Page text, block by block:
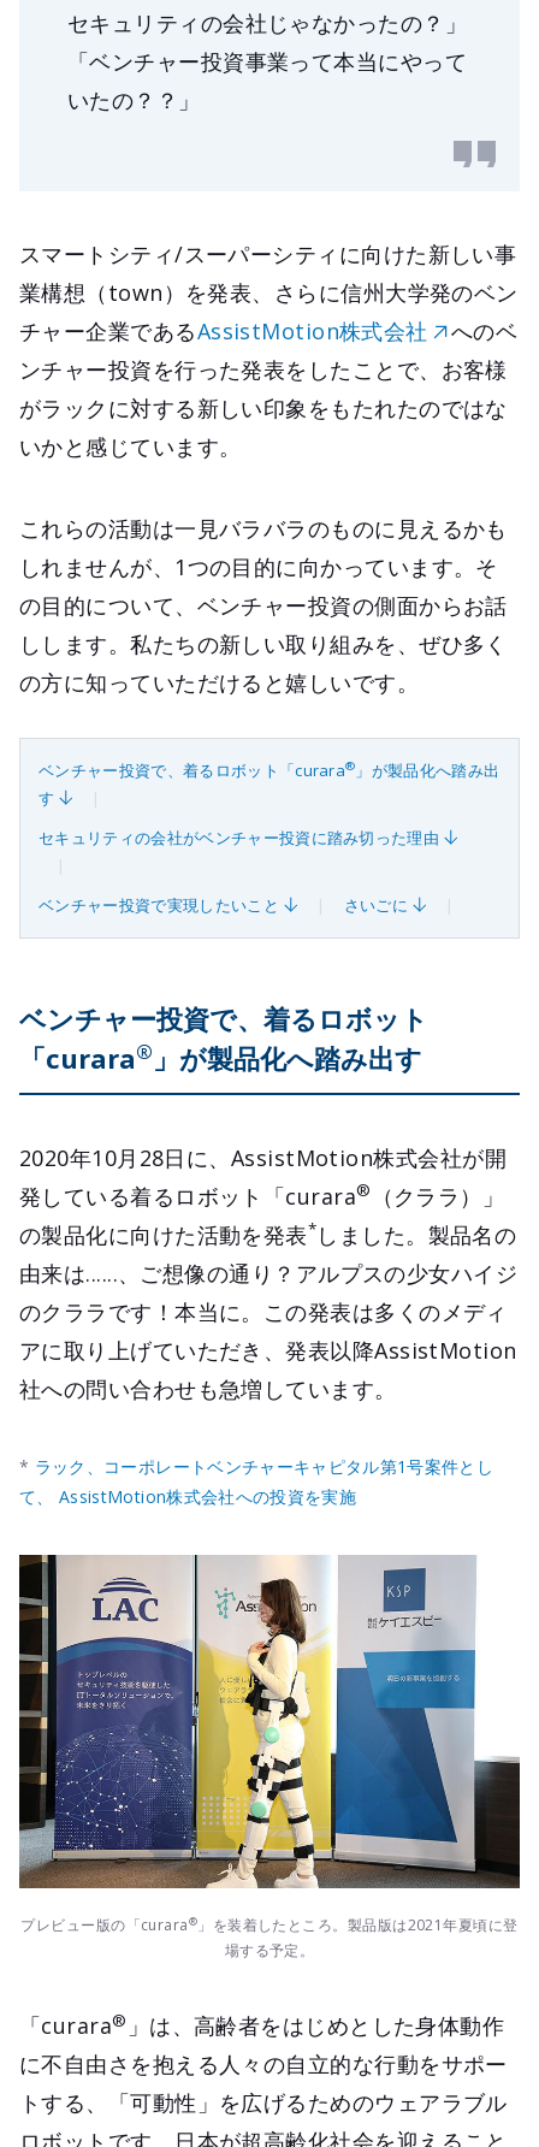
セキュリティの会社じゃなかったの？」
「ベンチャー投資事業って本当にやって
いたの？？」
スマートシティ/スーパーシティに向けた新しい事
業構想（town）を発表、さらに信州大学発のベン
チャー企業であるAssistMotion株式会社
へのベ
ンチャー投資を行った発表をしたことで、お客様
がラックに対する新しい印象をもたれたのではな
いかと感じています。
これらの活動は一見バラバラのものに見えるかも
しれませんが、1つの目的に向かっています。そ
の目的について、ベンチャー投資の側面からお話
しします。私たちの新しい取り組みを、ぜひ多く
の方に知っていただけると嬉しいです。
ベンチャー投資で、着るロボット「curara® 」が製品化へ踏み出
す
セキュリティの会社がベンチャー投資に踏み切った理由
ベンチャー投資で実現したいこと さいごに
ベンチャー投資で、着るロボット
「curara® 」が製品化へ踏み出す
2020年10月28日に、AssistMotion株式会社が開
発している着るロボット「curara®
（クララ）」
の製品化に向けた活動を発表* しました。製品名の
由来は......、ご想像の通り？アルプスの少女ハイジ
のクララです！本当に。この発表は多くのメディ
アに取り上げていただき、発表以降AssistMotion
社への問い合わせも急増しています。
* ラック、コーポレートベンチャーキャピタル第1号案件とし
て、 AssistMotion株式会社への投資を実施
プレビュー版の「curara®」を装着したところ。製品版は2021年夏頃に登
場する予定。
「curara® 」は、高齢者をはじめとした身体動作
に不自由さを抱える人々の自立的な行動をサポー
トする、「可動性」を広げるためのウェアラブル